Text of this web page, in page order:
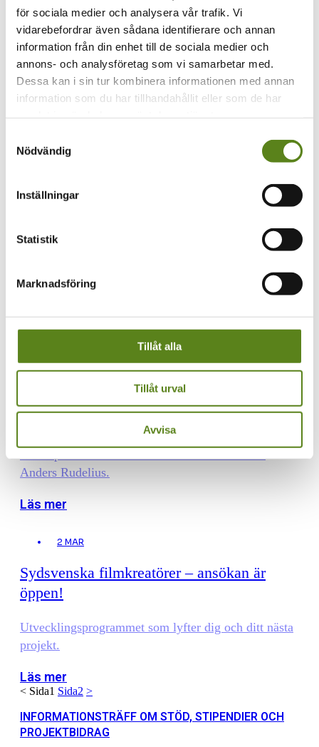
för sociala medier och analysera vår trafik. Vi
vidarebefordrar även sådana identifierare och annan
information från din enhet till de sociala medier och
annons- och analysföretag som vi samarbetar med.
Dessa kan i sin tur kombinera informationen med annan
information som du har tillhandahållit eller som de har
Nödvändig
Inställningar
Statistik
Marknadsföring
Tillåt alla
Tillåt urval
Avvisa
viktiga och ibland svåra ämnen. Vi stöttar
skolbioaktiviteter i sydost med upp till 20.000 kr per
kommun.
Läs mer
16 MAR
Årets första produktionsstöd utdelade
Två skräckfilmer och två dokumentärer får stöd.
Det regionala filmåret 2025 är här!
Läs vår verksamhetsberättelse.
Anders Rudelius.
Läs mer
2 MAR
Sydsvenska filmkreatörer – ansökan är
öppen!
Utvecklingsprogrammet som lyfter dig och ditt nästa
projekt.
Läs mer
< Sida1 Sida2 >
INFORMATIONSTRÄFF OM STÖD, STIPENDIER OCH
PROJEKTBIDRAG